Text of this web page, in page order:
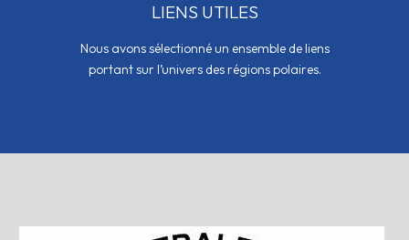
LIENS UTILES
Nous avons sélectionné un ensemble de liens
portant sur l’univers des régions polaires.